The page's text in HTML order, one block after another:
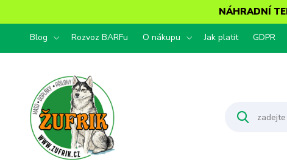
NÁHRADNÍ
Blog Rozvoz BARFu O nákupu Jak platit GDPR